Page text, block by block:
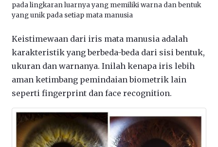
pada lingkaran luarnya yang memiliki warna dan bentuk
yang unik pada setiap mata manusia
Keistimewaan dari iris mata manusia adalah
karakteristik yang berbeda-beda dari sisi bentuk,
ukuran dan warnanya. Inilah kenapa iris lebih
aman ketimbang pemindaian biometrik lain
seperti fingerprint dan face recognition.